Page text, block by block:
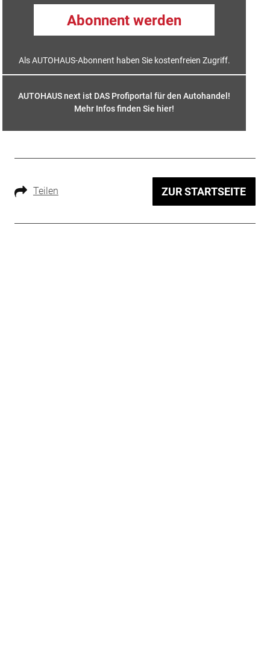
Abonnent werden
Als AUTOHAUS-Abonnent haben Sie kostenfreien Zugriff.
AUTOHAUS next ist DAS Profiportal für den Autohandel!
Mehr Infos finden Sie hier!
Teilen ZUR STARTSEITE